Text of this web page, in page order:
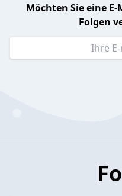
Möchten Sie eine
Folgen